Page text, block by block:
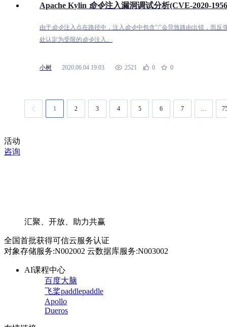
Apache Kylin 命令注入漏洞调试分析(CVE-2020-
由于命令注入点在路径中，注入 命令中包含”/”会导致路由出错，而反
处认定为受限的 命令注入。
小树 2020.06.04 19:03 2521 0 0
1 2 3 4 5 6 7
活动
咨询
汇聚、开放、助力共赢
全国首批获得可信云服务认证
对象存储服务:N002002 云数据库服务:N003002
AI课程中心
百度大脑
飞桨paddlepaddle
Apollo
Dueros